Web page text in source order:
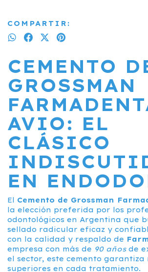
COMPARTIR:
CEMENTO
GROSSMAN
AVIO: EL
CLÁSICO
EN
El Cemento de Grossman
la elección preferida por los
odontológicos en Argentina que
sellado radicular eficaz y
con la calidad y respaldo de
empresa con más de 90 añosde
el sector, este cemento garantiza
superiores en cada tratamiento.